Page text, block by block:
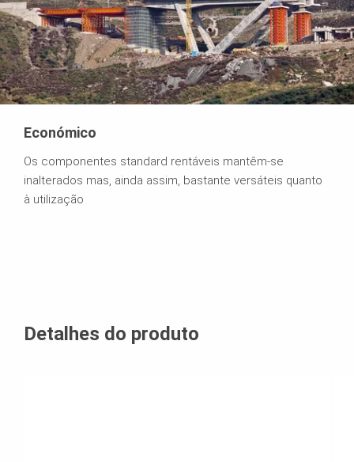
Económico
Os componentes standard rentáveis mantêm-se
inalterados mas, ainda assim, bastante versáteis quanto
à utilização
Detalhes do produto